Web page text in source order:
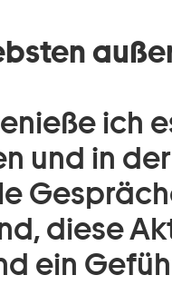
ich
und in
diese
ein